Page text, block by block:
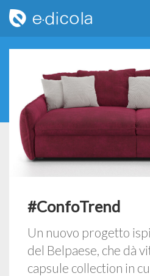
#ConfoTrend
Un nuovo progetto
del Belpaese, che dà
capsule collection in